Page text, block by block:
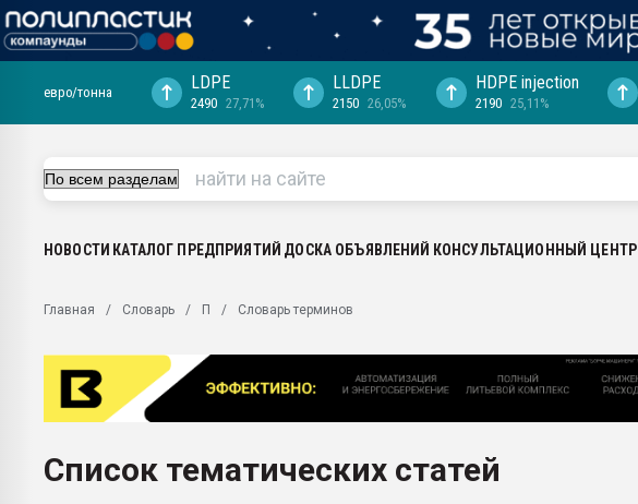
29.07.2026 ФРП помог "Ижевскому
Вакуум-формовочные машины:
ближайшее подмосковье, с.-в.
28.07.2026 Автоматизация выходит на
первый план в переработке
ситуацией на строительном рынке
евро/тонна LDPE
2490 27,71%
LLDPE
2150 26,05%
HDPE injection
2190 25,11%
НОВОСТИ КАТАЛОГ ПРЕДПРИЯТИЙ ДОСКА ОБЪЯВЛЕНИЙ КОНСУЛЬТАЦИОННЫЙ ЦЕНТР
Главная Словарь П Словарь терминов
Список тематических статей